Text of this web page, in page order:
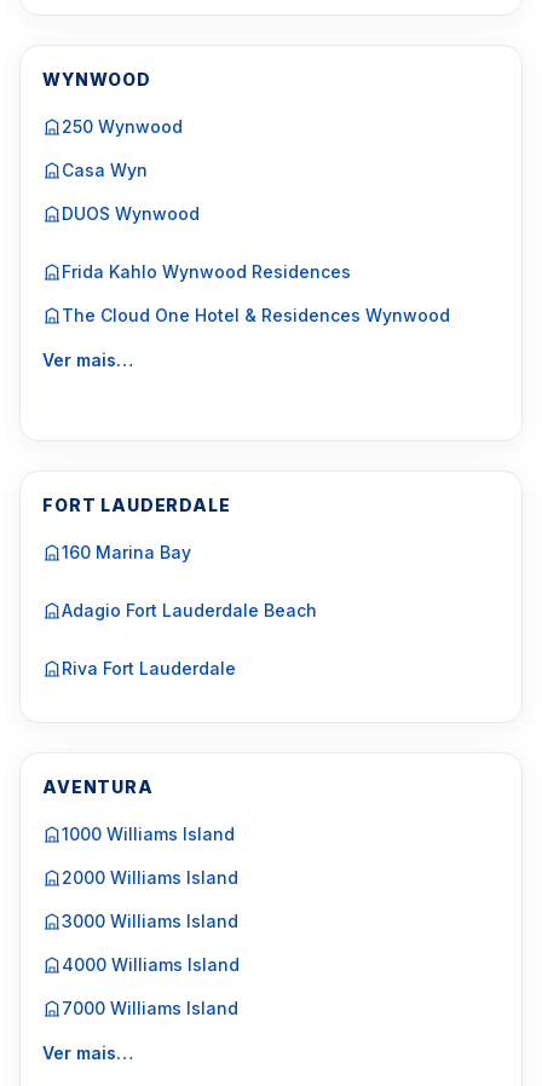
WYNWOOD
250 Wynwood
Casa Wyn
DUOS Wynwood
Frida Kahlo Wynwood Residences
The Cloud One Hotel & Residences Wynwood
Ver mais…
FORT LAUDERDALE
160 Marina Bay
Adagio Fort Lauderdale Beach
Riva Fort Lauderdale
AVENTURA
1000 Williams Island
2000 Williams Island
3000 Williams Island
4000 Williams Island
7000 Williams Island
Ver mais…